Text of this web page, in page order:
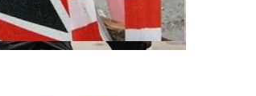
Безнадежной Обстановки